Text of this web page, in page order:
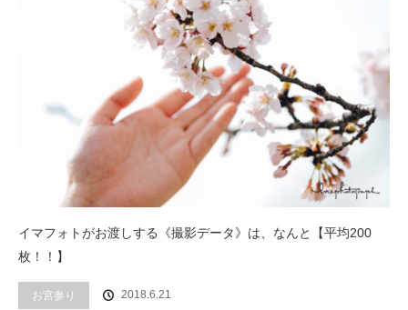
イマフォトがお渡しする《撮影データ》は、なんと【平均200
枚！！】
お宮参り 2018.6.21